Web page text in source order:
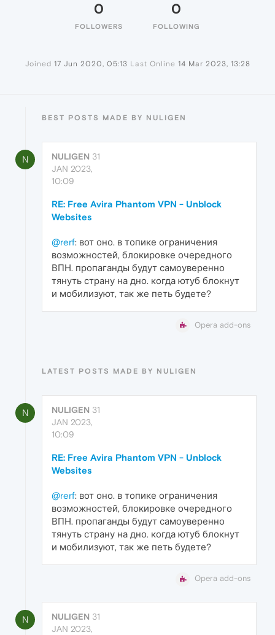
0
FOLLOWERS
0
FOLLOWING
Joined 17 Jun 2020, 05:13 Last Online 14 Mar 2023, 13:28
BEST POSTS MADE BY NULIGEN
N NULIGEN 31
JAN 2023,
10:09
RE: Free Avira Phantom VPN - Unblock
Websites
@rerf: вот оно. в топике ограничения
возможностей, блокировке очередного
ВПН. пропаганды будут самоуверенно
тянуть страну на дно. когда ютуб блокнут
и мобилизуют, так же петь будете?
Opera add-ons
LATEST POSTS MADE BY NULIGEN
N NULIGEN 31
JAN 2023,
10:09
RE: Free Avira Phantom VPN - Unblock
Websites
@rerf: вот оно. в топике ограничения
возможностей, блокировке очередного
ВПН. пропаганды будут самоуверенно
тянуть страну на дно. когда ютуб блокнут
и мобилизуют, так же петь будете?
Opera add-ons
N NULIGEN 31
JAN 2023,